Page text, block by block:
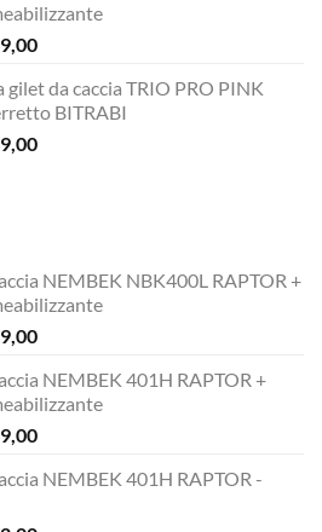
è:
€229,00.
Il
attuale
è:
€249,00.
gilet da caccia TRIO PRO PINK
BITRABI
Il
NEMBEK NBK400L RAPTOR +
Il
attuale
è:
€229,00.
NEMBEK 401H RAPTOR +
Il
attuale
NEMBEK 401H RAPTOR -